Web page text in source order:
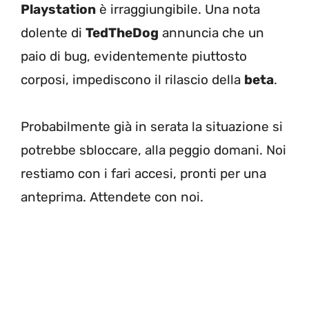
Playstation è irraggiungibile. Una nota
dolente di TedTheDog annuncia che un
paio di bug, evidentemente piuttosto
corposi, impediscono il rilascio della beta.
Probabilmente già in serata la situazione si
potrebbe sbloccare, alla peggio domani. Noi
restiamo con i fari accesi, pronti per una
anteprima. Attendete con noi.